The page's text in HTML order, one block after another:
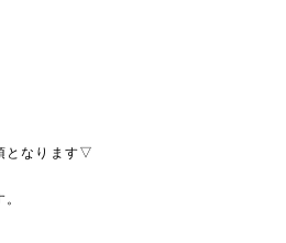
となります▽